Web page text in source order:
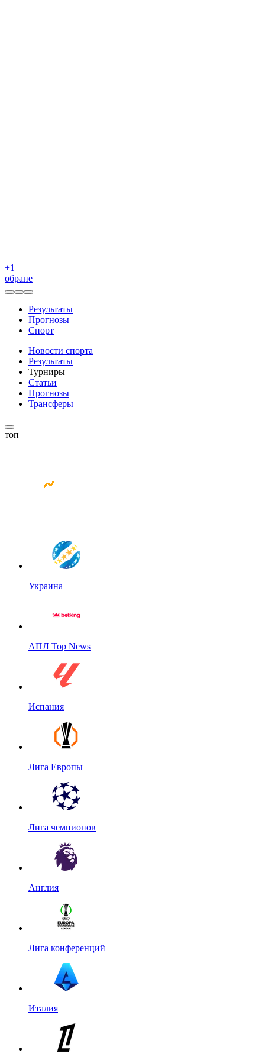
+1
обране
Результаты
Прогнозы
Спорт
Новости спорта
Результаты
Турниры
Статьи
Прогнозы
Трансферы
топ
Украина
АПЛ Top News
Испания
Лига Европы
Лига чемпионов
Англия
Лига конференций
Италия